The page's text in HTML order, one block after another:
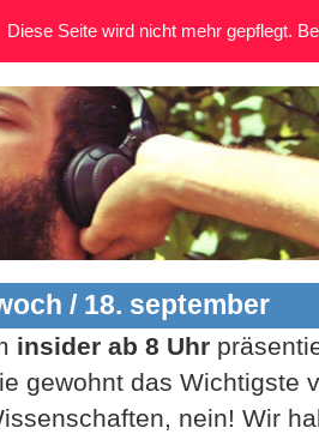
/ 18. september
insider ab 8 Uhr
gewohnt das Wichtigste
nein! Wir
Diese Seite wird nicht mehr gepflegt.